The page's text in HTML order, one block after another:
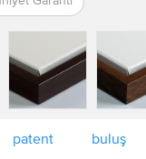
patent buluş